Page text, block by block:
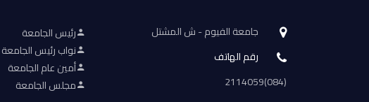
جامعة الفيوم - ش المشتل
رقم الهاتف
(084)2114059
رئيس الجامعة
نواب رئيس الجامعة
أمين عام الجامعة
مجلس الجامعة